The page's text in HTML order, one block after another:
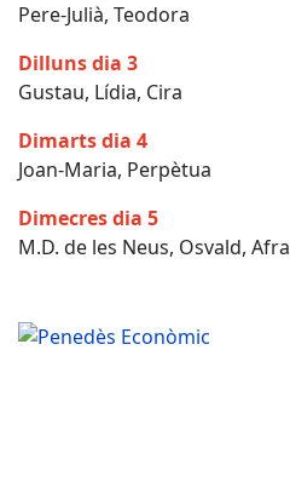
Pere-Julià, Teodora
Dilluns dia 3
Gustau, Lídia, Cira
Dimarts dia 4
Joan-Maria, Perpètua
Dimecres dia 5
M.D. de les Neus, Osvald, Afra